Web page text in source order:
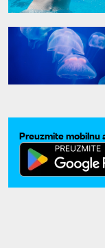
Preuzmite mobilnu